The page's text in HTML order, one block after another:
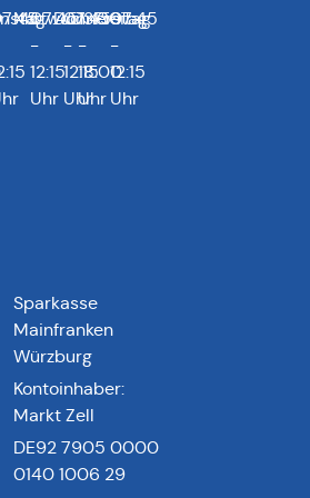
Mittwoch
07:45
-
12:15
Uhr
Donnerstag
07:45
-
12:15
Uhr
13:00
-
18:00
Uhr
Freitag
07:45
-
12:15
Uhr
Sparkasse
Mainfranken
Würzburg
Kontoinhaber:
Markt Zell
DE92 7905 0000
0140 1006 29